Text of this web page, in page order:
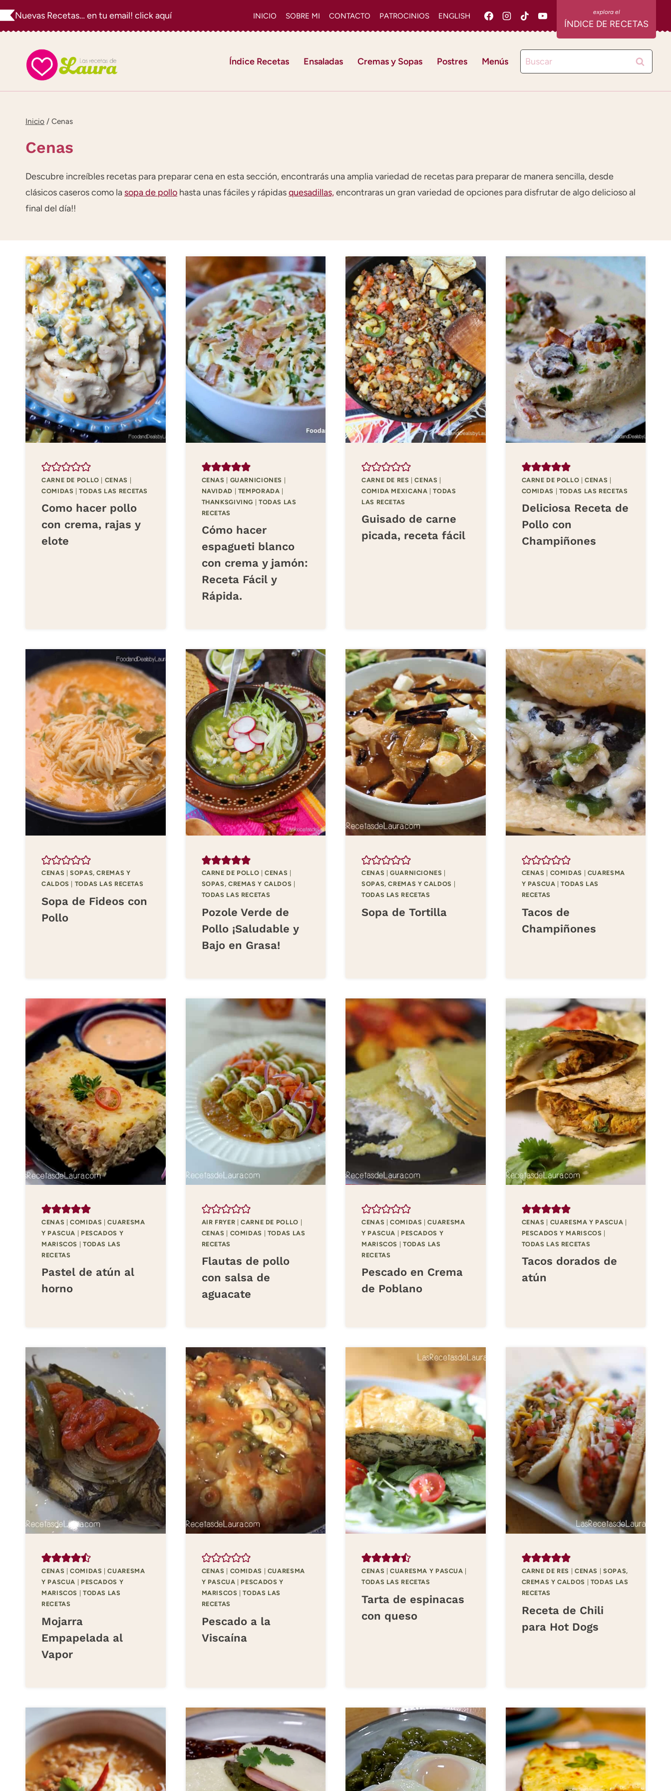
Saltar
al
Nuevas Recetas… en tu email! click aquí INICIO SOBRE MI CONTACTO PATROCINIOS ENGLISH
ÍNDICE DE RECETAS
Índice Recetas Ensaladas Cremas y Sopas Postres Menús Buscar:
Inicio / Cenas
Cenas
Descubre increíbles recetas para preparar cena en esta sección, encontrarás una amplia variedad de recetas para preparar de manera sencilla, desde
clásicos caseros como la sopa de pollo hasta unas fáciles y rápidasquesadillas,encontraras un gran variedad de opciones para disfrutar de algo delicioso al
final del día!!
CARNE DE POLLO CENAS
COMIDAS |TODAS LAS RECETAS
Como hacer pollo
con crema, rajas y
elote
CENAS GUARNICIONES
NAVIDAD
TEMPORADA
THANKSGIVING
TODAS LAS
RECETAS
Cómo hacer
espagueti blanco
con crema y jamón:
Receta Fácil y
Rápida.
CARNE DE RES |CENAS
COMIDA MEXICANA |TODAS
LAS RECETAS
Guisado de carne
picada, receta fácil
CARNE DE POLLO |CENAS
COMIDAS
TODAS LAS RECETAS
Deliciosa Receta de
Pollo con
Champiñones
CENAS |SOPAS, CREMAS Y
CALDOS
TODAS LAS RECETAS
Sopa de Fideos con
Pollo
CARNE DE POLLO |CENAS
SOPAS, CREMAS Y CALDOS
TODAS LAS RECETAS
Pozole Verde de
Pollo ¡Saludable y
Bajo en Grasa!
CENAS |GUARNICIONES
SOPAS, CREMAS Y CALDOS
TODAS LAS RECETAS
Sopa de Tortilla
CENAS COMIDAS
CUARESMA
Y PASCUA |TODAS LAS
RECETAS
Tacos de
Champiñones
CENAS |COMIDAS |CUARESMA
Y PASCUA
PESCADOS Y
MARISCOS
TODAS LAS
RECETAS
Pastel de atún al
horno
AIR FRYER |CARNE DE POLLO
CENAS
COMIDAS
TODAS LAS
RECETAS
Flautas de pollo
con salsa de
aguacate
CENAS |COMIDAS |CUARESMA
Y PASCUA
PESCADOS Y
MARISCOS
TODAS LAS
RECETAS
Pescado en Crema
de Poblano
CENAS CUARESMA Y PASCUA
PESCADOS Y MARISCOS
TODAS LAS RECETAS
Tacos dorados de
atún
CENAS |COMIDAS |CUARESMA
Y PASCUA
PESCADOS Y
MARISCOS
TODAS LAS
RECETAS
Mojarra
Empapelada al
Vapor
CENAS COMIDAS
CUARESMA
Y PASCUA
PESCADOS Y
MARISCOS
|TODAS LAS
RECETAS
Pescado a la
Viscaína
CENAS |CUARESMA Y PASCUA
TODAS LAS RECETAS
Tarta de espinacas
con queso
CARNE DE RES CENAS
SOPAS,
CREMAS Y CALDOS
TODAS LAS
RECETAS
Receta de Chili
para Hot Dogs